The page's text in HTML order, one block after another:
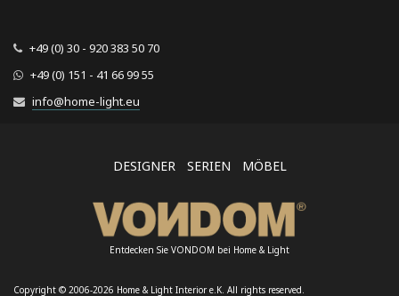
+49 (0) 30 - 920 383 50 70
+49 (0) 151 - 41 66 99 55
info@home-light.eu
DESIGNER SERIEN MÖBEL
Entdecken Sie VONDOM bei Home & Light
Copyright © 2006-2026 Home & Light Interior e.K. All rights reserved.